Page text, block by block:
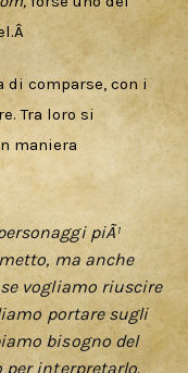
di comparse, con i
Tra loro si
maniera
piÃ¹
ma anche
vogliamo riuscire
portare sugli
bisogno del
per interpretarlo.